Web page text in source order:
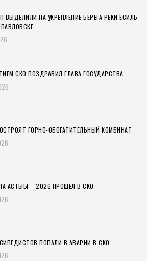
ВЫДЕЛИЛИ НА УКРЕПЛЕНИЕ БЕРЕГА РЕКИ ЕСИЛЬ
СКО ПОЗДРАВИЛ ГЛАВА ГОСУДАРСТВА
ГОРНО-ОБОГАТИТЕЛЬНЫЙ КОМБИНАТ
АСТЫҒЫ – 2026 ПРОШЕЛ В СКО
ПОПАЛИ В АВАРИИ В СКО